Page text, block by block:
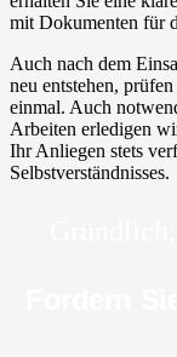
mit Dokumenten für
Auch nach dem
neu entstehen,
einmal. Auch
Arbeiten erledigen
Ihr Anliegen stets
Selbstverständnisses.